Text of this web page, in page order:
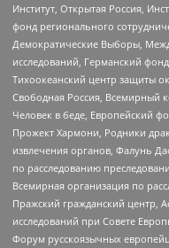
Институт, Открытая Россия,
фонд регионального
Демократические Выборы,
исследований, Германский
Тихоокеанский центр защиты
Свободная Россия, Всемирный
Человек в беде, Европейский
Прожект Хармони, Родники
извлечения органов, Фалунь
по расследованию
Всемирная организация по
Пражский гражданский центр,
исследований при Совете
Форум русскоязычных